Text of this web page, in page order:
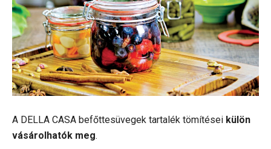
A DELLA CASA befőttesüvegek tartalék tömítései külön
vásárolhatók meg.